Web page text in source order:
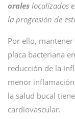
orales localizados
la progresión de
Por ello,
placa bacteriana
reducción de la
menor
la salud bucal
cardiovascular.